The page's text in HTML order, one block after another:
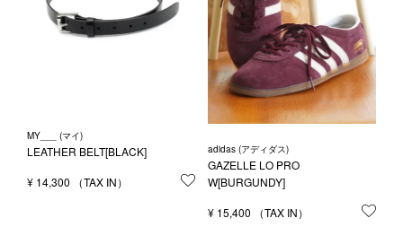
MY___ (マイ)
LEATHER BELT[BLACK]
¥ 14,300 お気に入りに登録する
adidas (アディダス)
GAZELLE LO PRO
W[BURGUNDY]
¥ 15,400